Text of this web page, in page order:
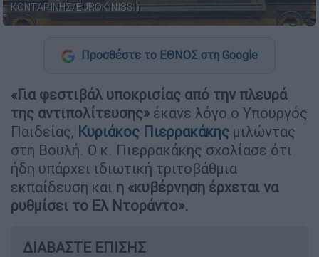
ΚΟΝΤΑΡΙΝΗΣ/EUROKINISSI)
Προσθέστε το ΕΘΝΟΣ στη Google
«Για φεστιβάλ υποκρισίας από την πλευρά
της αντιπολίτευσης» έκανε λόγο ο Υπουργός
Παιδείας, Κυριάκος Πιερρακάκης μιλώντας
στη Βουλή. Ο κ. Πιερρακάκης σχολίασε ότι
ήδη υπάρχει ιδιωτική τριτοβάθμια
εκπαίδευση και η «κυβέρνηση έρχεται να
ρυθμίσει το Ελ Ντοράντο».
ΔΙΑΒΑΣΤΕ ΕΠΙΣΗΣ